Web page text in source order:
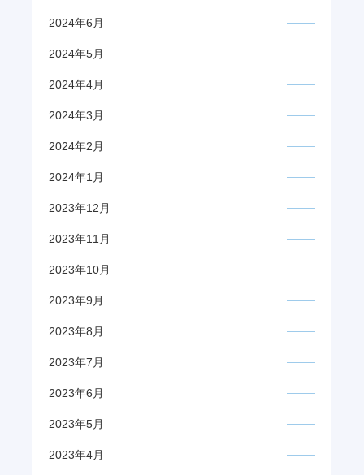
2024年6月
2024年5月
2024年4月
2024年3月
2024年2月
2024年1月
2023年12月
2023年11月
2023年10月
2023年9月
2023年8月
2023年7月
2023年6月
2023年5月
2023年4月